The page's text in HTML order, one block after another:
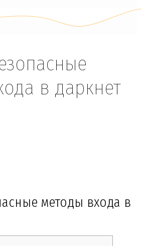
в даркнет
методы входа в